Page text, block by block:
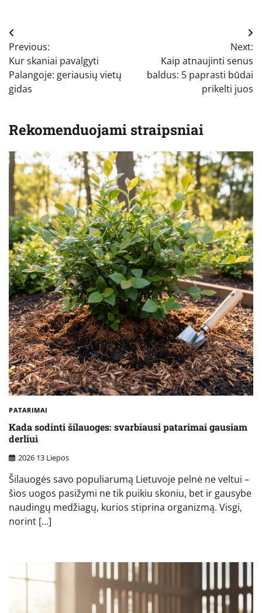
Navigacija
tarp
įrašų
Previous:
Kur skaniai pavalgyti
Palangoje: geriausių vietų
gidas
Next:
Kaip atnaujinti senus
baldus: 5 paprasti būdai
prikelti juos
Rekomenduojami straipsniai
PATARIMAI
Kada sodinti šilauoges: svarbiausi patarimai gausiam
derliui
2026 13 Liepos
Šilauogės savo populiarumą Lietuvoje pelnė ne veltui –
šios uogos pasižymi ne tik puikiu skoniu, bet ir gausybe
naudingų medžiagų, kurios stiprina organizmą. Visgi,
norint […]